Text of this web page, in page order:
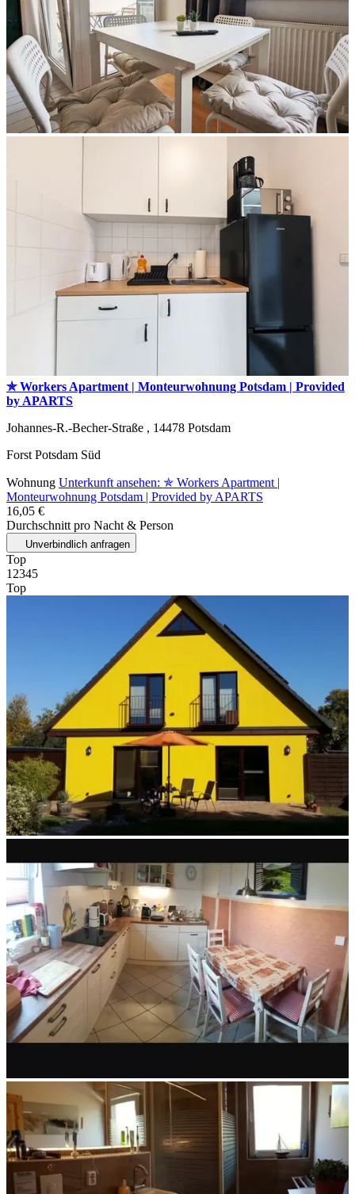
✯ Workers Apartment | Monteurwohnung Potsdam | Provided
by APARTS
Johannes-R.-Becher-Straße , 14478 Potsdam
Forst Potsdam Süd
Wohnung Unterkunft ansehen: ✯ Workers Apartment |
Monteurwohnung Potsdam | Provided by APARTS
16,05 €
Durchschnitt pro Nacht & Person
Unverbindlich anfragen
Top
12345
Top